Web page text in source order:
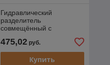
Гидравлический
разделитель
совмещённый с
475,02руб.
Купить